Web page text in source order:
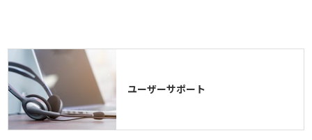
ユーザーサポート